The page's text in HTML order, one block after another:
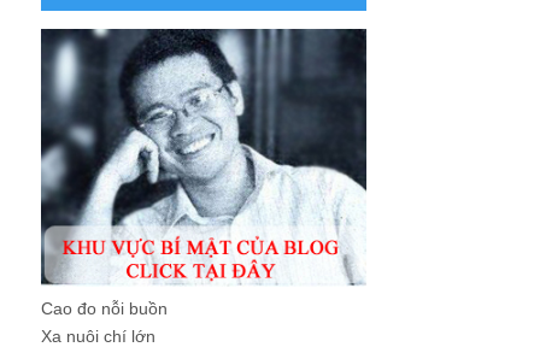
Cao đo nỗi buồn
Xa nuôi chí lớn